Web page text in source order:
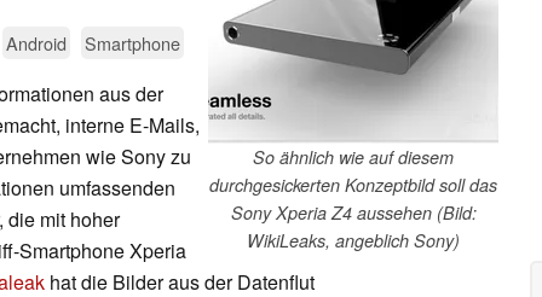
So ähnlich wie auf diesem
durchgesickerten Konzeptbild soll das
Sony Xperia Z4 aussehen (Bild:
WikiLeaks, angeblich Sony)
Android Smartphone
aus der
interne E-Mails,
wie Sony zu
umfassenden
die mit hoher
Smartphone Xperia
hat die Bilder aus der Datenflut